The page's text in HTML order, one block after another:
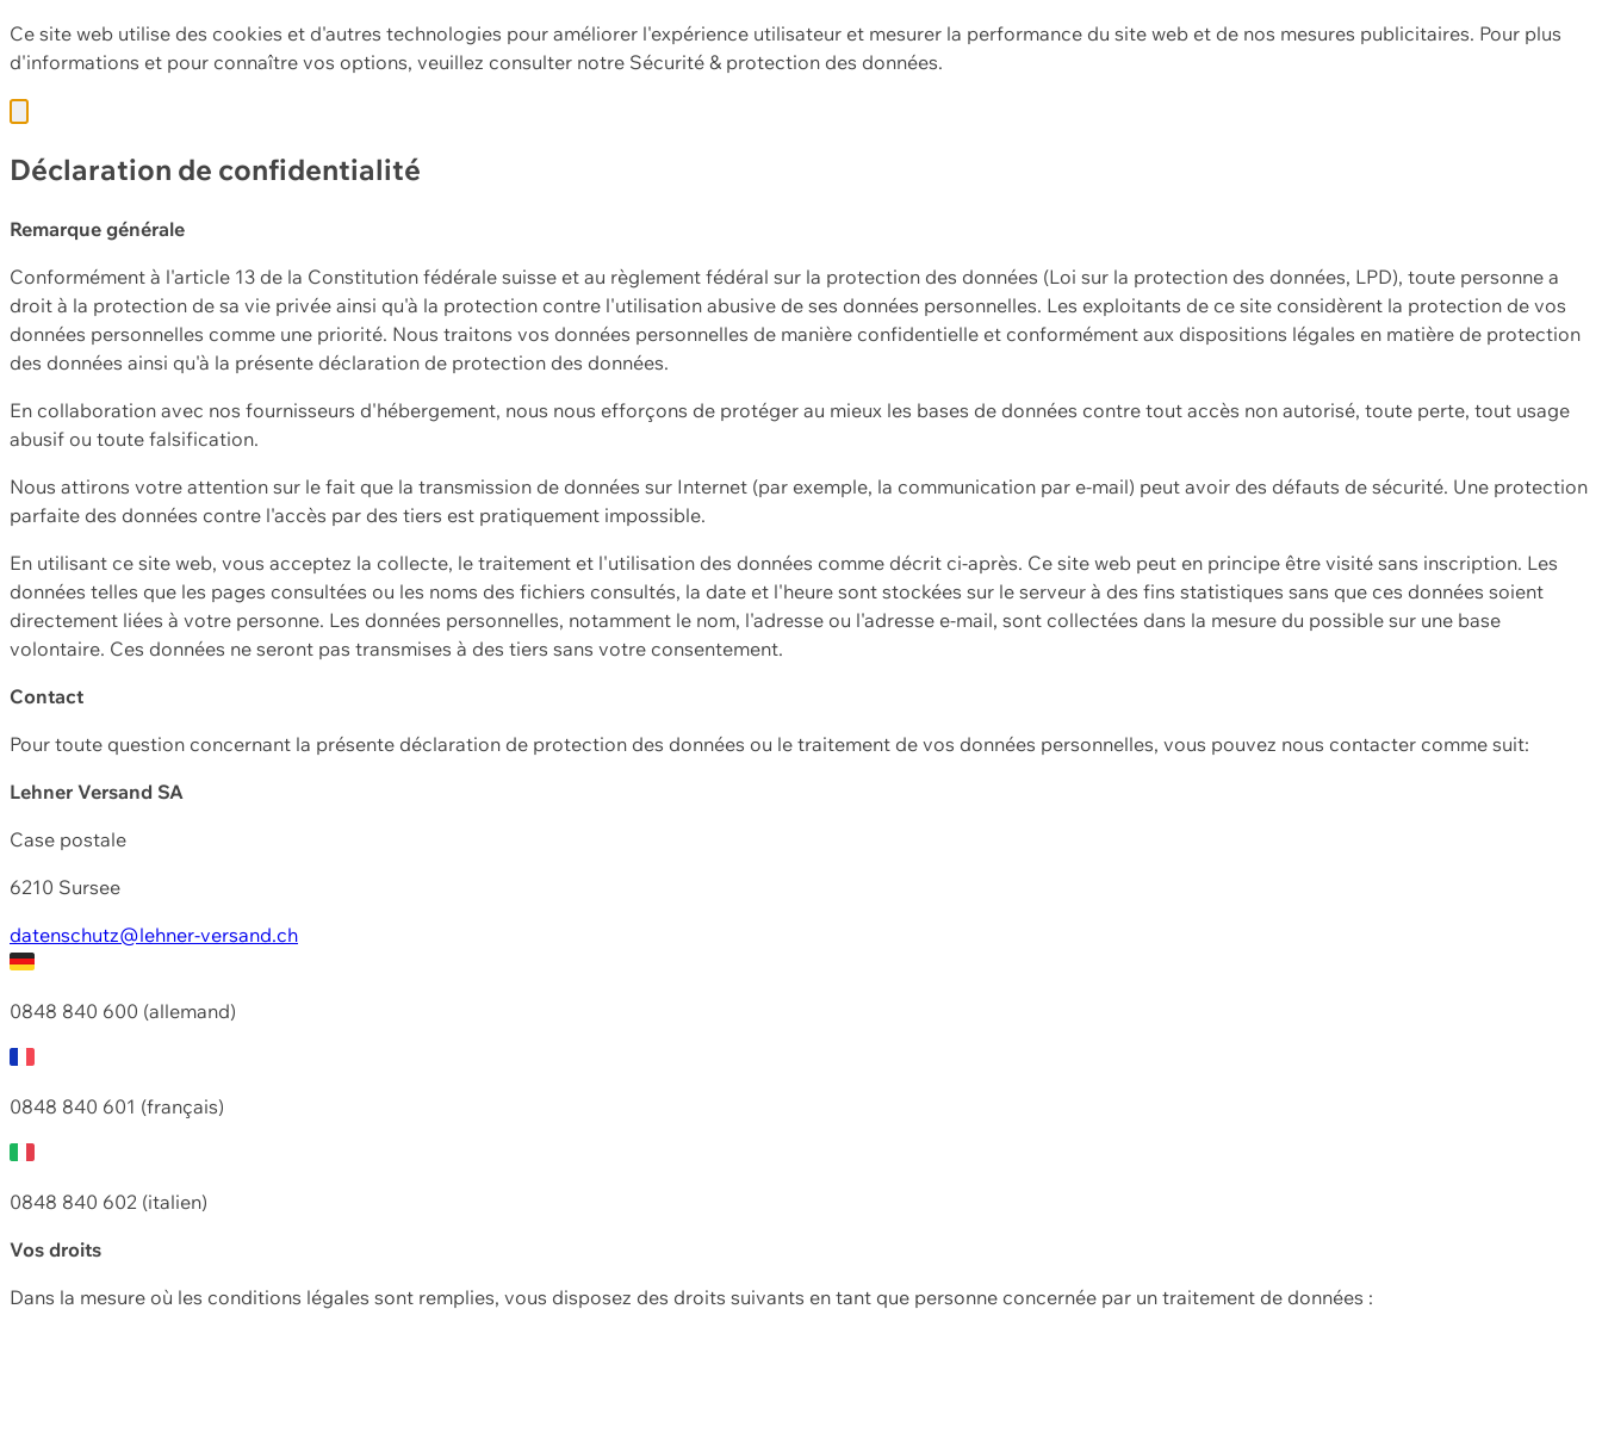
Ce site web utilise des cookies et d'autres technologies pour améliorer l'expérience utilisateur et mesurer la performance du site web et de nos mesures publicitaires. Pour plus
d'informations et pour connaître vos options, veuillez consulter notre Sécurité & protection des données.
Déclaration de confidentialité
Remarque générale
Conformément à l'article 13 de la Constitution fédérale suisse et au règlement fédéral sur la protection des données (Loi sur la protection des données, LPD), toute personne a
droit à la protection de sa vie privée ainsi qu'à la protection contre l'utilisation abusive de ses données personnelles. Les exploitants de ce site considèrent la protection de vos
données personnelles comme une priorité. Nous traitons vos données personnelles de manière confidentielle et conformément aux dispositions légales en matière de protection
des données ainsi qu'à la présente déclaration de protection des données.
En collaboration avec nos fournisseurs d'hébergement, nous nous efforçons de protéger au mieux les bases de données contre tout accès non autorisé, toute perte, tout usage
abusif ou toute falsification.
Nous attirons votre attention sur le fait que la transmission de données sur Internet (par exemple, la communication par e-mail) peut avoir des défauts de sécurité. Une protection
parfaite des données contre l'accès par des tiers est pratiquement impossible.
En utilisant ce site web, vous acceptez la collecte, le traitement et l'utilisation des données comme décrit ci-après. Ce site web peut en principe être visité sans inscription. Les
données telles que les pages consultées ou les noms des fichiers consultés, la date et l'heure sont stockées sur le serveur à des fins statistiques sans que ces données soient
directement liées à votre personne. Les données personnelles, notamment le nom, l'adresse ou l'adresse e-mail, sont collectées dans la mesure du possible sur une base
volontaire. Ces données ne seront pas transmises à des tiers sans votre consentement.
Contact
Pour toute question concernant la présente déclaration de protection des données ou le traitement de vos données personnelles, vous pouvez nous contacter comme suit:
Lehner Versand SA
Case postale
6210 Sursee
datenschutz@lehner-versand.ch
0848 840 600 (allemand)
0848 840 601 (français)
0848 840 602 (italien)
Vos droits
Dans la mesure où les conditions légales sont remplies, vous disposez des droits suivants en tant que personne concernée par un traitement de données :